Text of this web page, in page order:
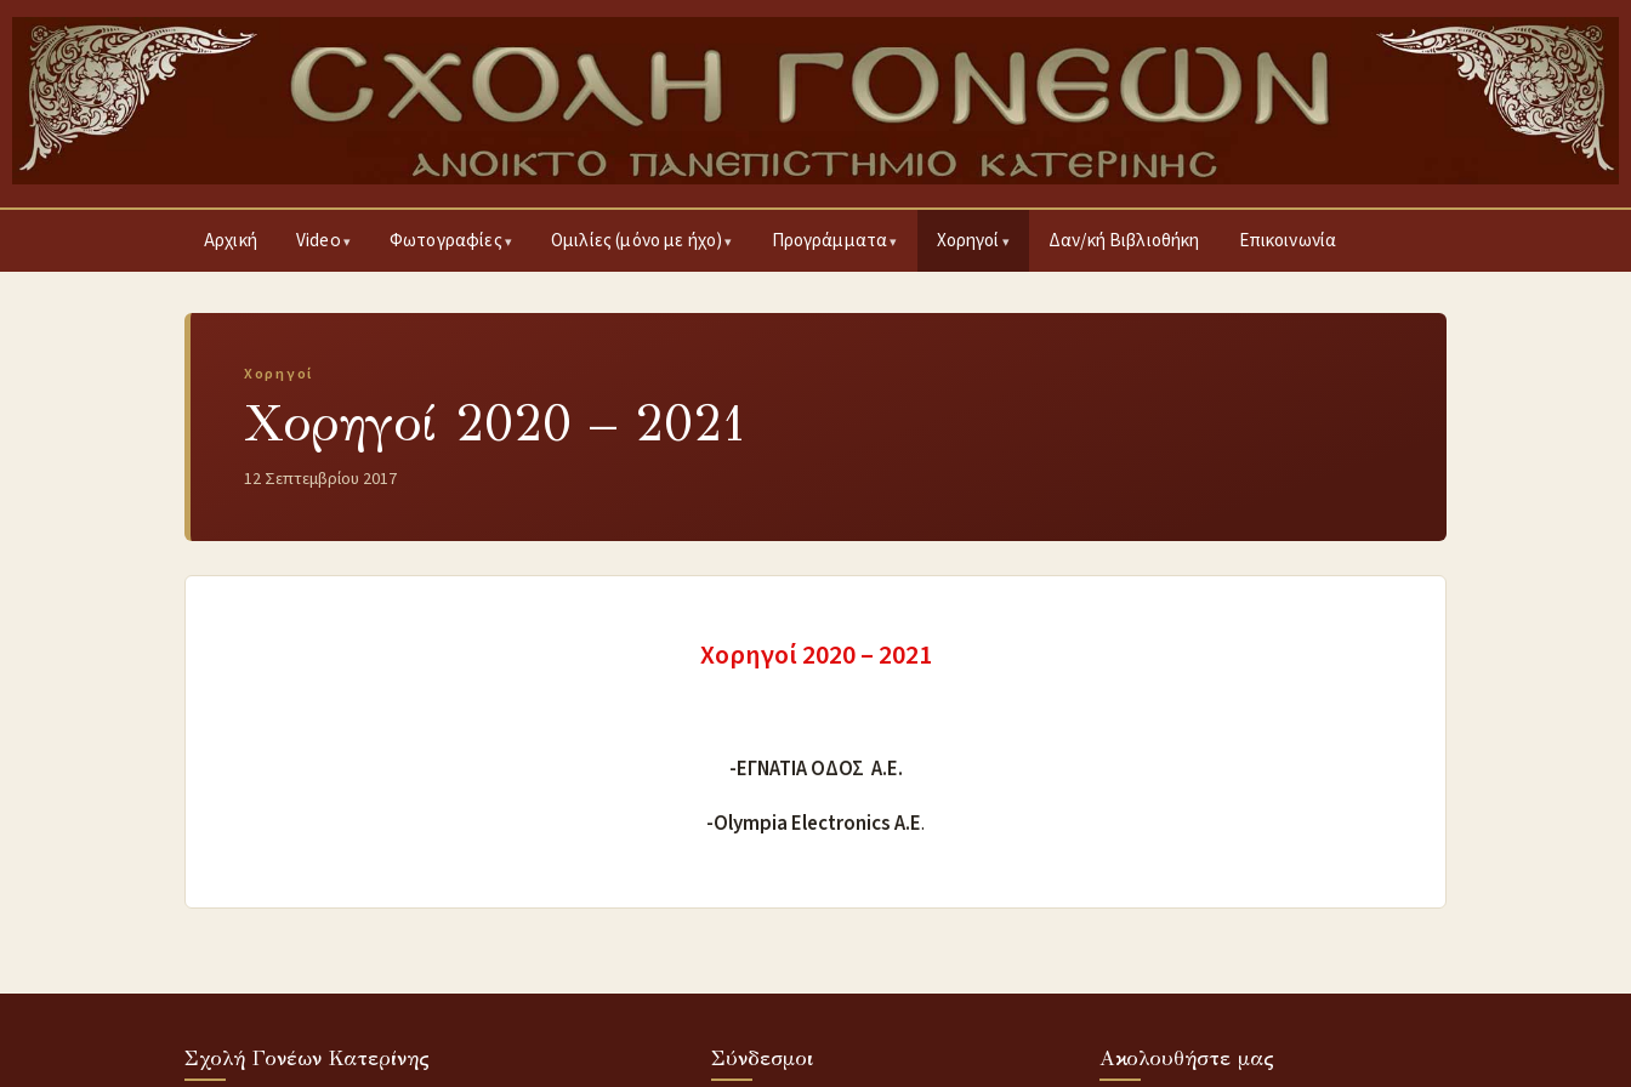
Αρχική Video Φωτογραφίες Ομιλίες (μόνο με ήχο) Προγράμματα Χορηγοί Δαν/κή Βιβλιοθήκη Επικοινωνία
Χορηγοί
Χορηγοί 2020 – 2021
12 Σεπτεμβρίου 2017
Χορηγοί 2020 – 2021
-ΕΓΝΑΤΙΑ ΟΔΟΣ Α.Ε.
-Olympia Electronics A.E.
Σχολή Γονέων Κατερίνης Σύνδεσμοι Ακολουθήστε μας